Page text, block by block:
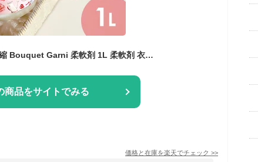
柔軟剤 衣類用 超高濃縮 Bouquet Garni 柔軟剤 1L 柔軟剤 衣類用 超高濃縮 低刺激 家族で使える IFRA基準適合香料 厳選された成分 縦型・ドラム式 香り長持ち ブーケガルニ ベビーパウダー イランイラン ダマスクローズ【D】[2608SO]
商品をサイトでみる
価格と在庫を楽天でチェック >>